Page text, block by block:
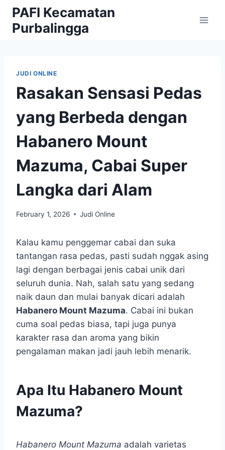
Skip
content
PAFI Kecamatan
Purbalingga
JUDI ONLINE
Rasakan Sensasi Pedas
yang Berbeda dengan
Habanero Mount
Mazuma, Cabai Super
Langka dari Alam
February 1, 2026 Judi Online
Kalau kamu penggemar cabai dan suka
tantangan rasa pedas, pasti sudah nggak asing
lagi dengan berbagai jenis cabai unik dari
seluruh dunia. Nah, salah satu yang sedang
naik daun dan mulai banyak dicari adalah
Habanero Mount Mazuma. Cabai ini bukan
cuma soal pedas biasa, tapi juga punya
karakter rasa dan aroma yang bikin
pengalaman makan jadi jauh lebih menarik.
Apa Itu Habanero Mount
Mazuma?
Habanero Mount Mazuma adalah varietas